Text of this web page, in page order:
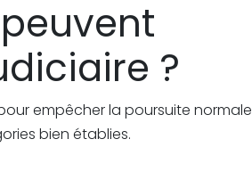
?
empêcher la poursuite normale
bien établies.